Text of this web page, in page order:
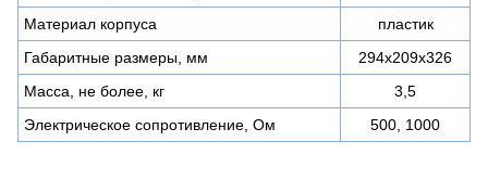
Материал корпуса
пластик
Габаритные размеры, мм
294x209х326
Масса, не более, кг
3,5
Электрическое сопротивление, Ом
500, 1000